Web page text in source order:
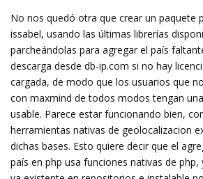
No nos quedó otra que crear un paquete
issabel, usando las últimas librerías
parcheándolas para agregar el país
descarga desde db-ip.com si no hay
cargada, de modo que los usuarios que
con maxmind de todos modos tengan
usable. Parece estar funcionando bien,
herramientas nativas de geolocalizacion
dichas bases. Esto quiere decir que el
país en php usa funciones nativas de php,